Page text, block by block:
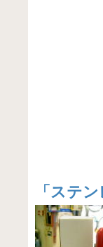
「 ステ